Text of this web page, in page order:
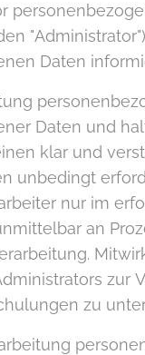
Daten
Daten und
klar und
unbedingt
nur im
an
zur
zu